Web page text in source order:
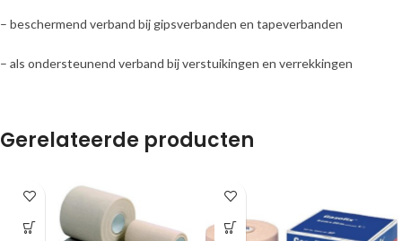
– beschermend verband bij gipsverbanden en tapeverbanden
– als ondersteunend verband bij verstuikingen en verrekkingen
Gerelateerde producten